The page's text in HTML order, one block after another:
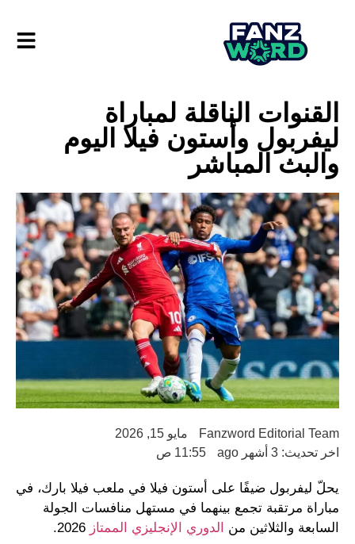
القنوات الناقلة لمباراة
ليفربول وأستون فيلا اليوم
والبث المباشر
Fanzword Editorial Team
مايو 15, 2026
اخر تحديث: 3 أشهر ago
11:55 ص
يحلّ ليفربول ضيفًا على أستون فيلا في ملعب فيلا بارك، في
مباراة مرتقبة تجمع بينهما في مستهل منافسات الجولة
السابعة والثلاثين من
الدوري الإنجليزي الممتاز